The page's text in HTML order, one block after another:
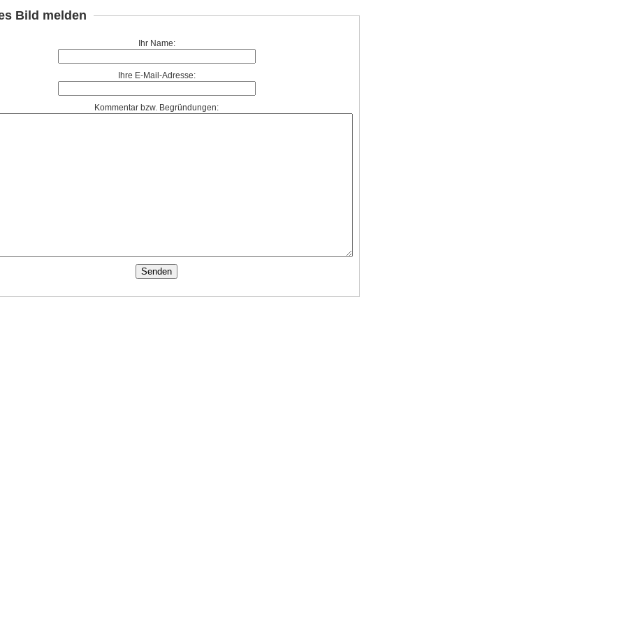
Bild melden
Ihr Name:
Ihre E-Mail-Adresse:
Kommentar bzw. Begründungen: